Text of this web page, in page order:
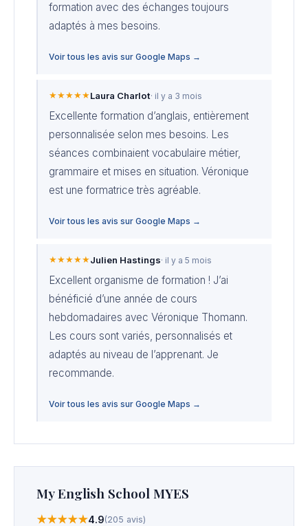
formation avec des échanges toujours
adaptés à mes besoins.
Voir tous les avis sur Google Maps →
★★★★★Laura Charlot· il y a 3 mois
Excellente formation d’anglais, entièrement
personnalisée selon mes besoins. Les
séances combinaient vocabulaire métier,
grammaire et mises en situation. Véronique
est une formatrice très agréable.
Voir tous les avis sur Google Maps →
★★★★★Julien Hastings· il y a 5 mois
Excellent organisme de formation ! J’ai
bénéficié d’une année de cours
hebdomadaires avec Véronique Thomann.
Les cours sont variés, personnalisés et
adaptés au niveau de l’apprenant. Je
recommande.
Voir tous les avis sur Google Maps →
My English School MYES
★★★★★4.9(205 avis)